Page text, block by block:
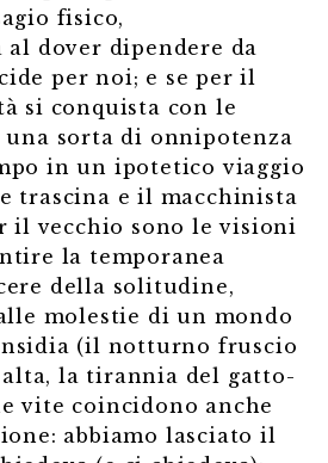
fisico,
al dover dipendere da
per noi; e se per il
si conquista con le
sorta di onnipotenza
in un ipotetico viaggio
trascina e il macchinista
il vecchio sono le visioni
la temporanea
della solitudine,
molestie di un mondo
(il notturno fruscio
alta, la tirannia del gatto-
vite coincidono anche
abbiamo lasciato il